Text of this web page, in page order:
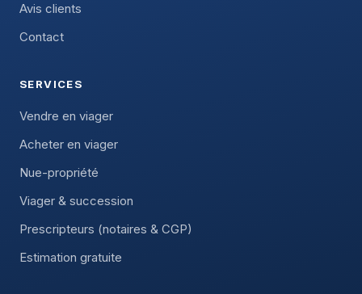
Avis clients
Contact
SERVICES
Vendre en viager
Acheter en viager
Nue-propriété
Viager & succession
Prescripteurs (notaires & CGP)
Estimation gratuite